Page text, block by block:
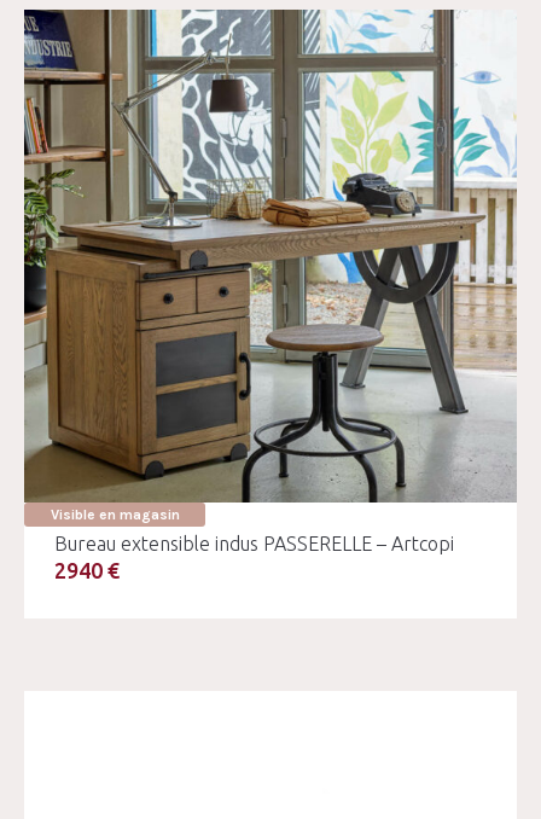
Visible en magasin
Bureau extensible indus PASSERELLE – Artcopi
2940 €